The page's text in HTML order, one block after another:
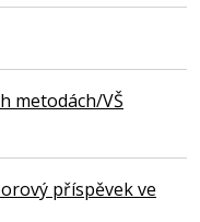
metodách/VŠ
příspěvek ve